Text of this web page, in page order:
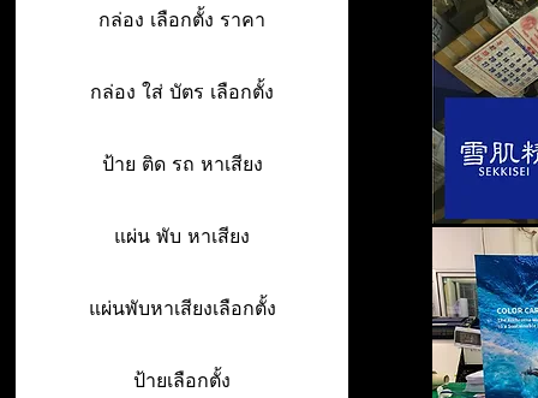
กล่อง เลือกตั้ง ราคา
กล่อง ใส่ บัตร เลือกตั้ง
ป้าย ติด รถ หาเสียง
แผ่น พับ หาเสียง
แผ่นพับหาเสียงเลือกตั้ง
ป้ายเลือกตั้ง